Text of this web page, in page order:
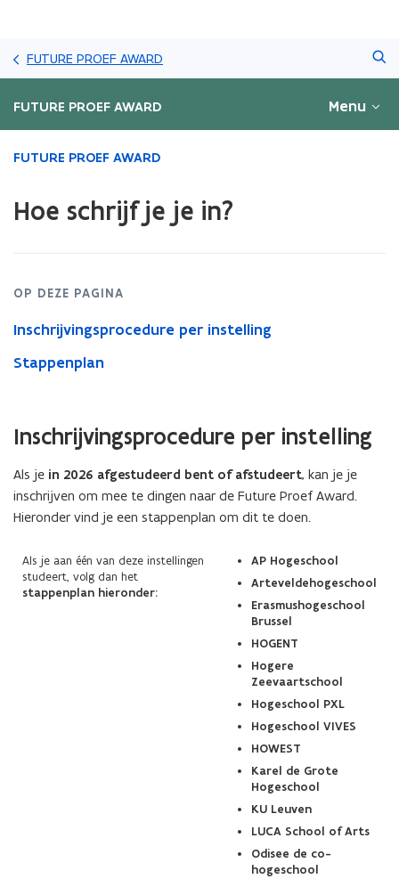
gaan
FUTURE PROEF AWARD
FUTURE PROEF AWARD Menu
Gedaan
Hoe
in?
FUTURE PROEF AWARD
Hoe schrijf je je in?
OP DEZE PAGINA
Inschrijvingsprocedure per instelling
Stappenplan
Inschrijvingsprocedure per instelling
Als je in 2026 afgestudeerd bent of afstudeert, kan je je
inschrijven om mee te dingen naar de Future Proef Award.
Hieronder vind je een stappenplan om dit te doen.
Als je aan één van deze instellingen
studeert, volg dan het
stappenplan hieronder:
AP Hogeschool
Arteveldehogeschool
Erasmushogeschool
Brussel
HOGENT
Hogere
Zeevaartschool
Hogeschool PXL
Hogeschool VIVES
HOWEST
Karel de Grote
Hogeschool
KU Leuven
LUCA School of Arts
Odisee de co-
hogeschool